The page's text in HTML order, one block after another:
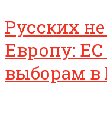
Русских
Европу: ЕС
выборам в